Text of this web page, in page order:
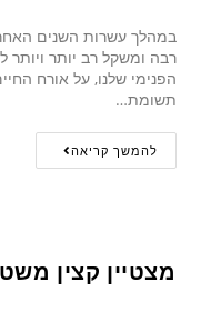
במהלך עשרות השנים
רבה ומשקל רב יותר
הפנימי שלנו, על אורח
תשומת…
להמשך קריאה
מצטיין קצין